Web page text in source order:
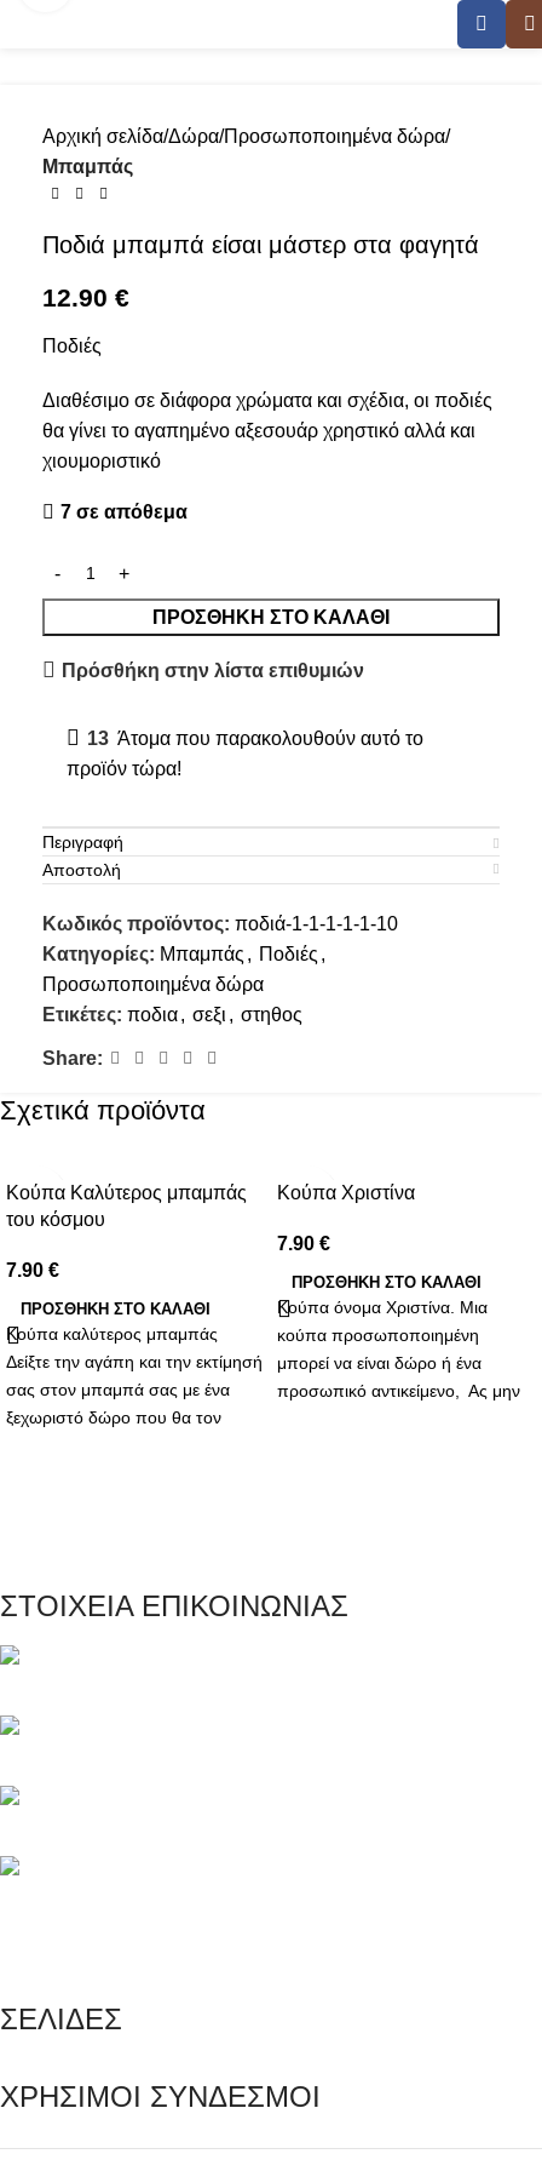
Αρχική σελίδα Δώρα Προσωποποιημένα δώρα
Μπαμπάς
Ποδιά μπαμπά είσαι μάστερ στα φαγητά
12.90 €
Ποδιές
Διαθέσιμο σε διάφορα χρώματα και σχέδια, οι ποδιές
θα γίνει το αγαπημένο αξεσουάρ χρηστικό αλλά και
χιουμοριστικό
7 σε απόθεμα
ΠΡΟΣΘΉΚΗ ΣΤΟ ΚΑΛΆΘΙ
Πρόσθήκη στην λίστα επιθυμιών
13 Άτομα που παρακολουθούν αυτό το
προϊόν τώρα!
Περιγραφή
Αποστολή
Κωδικός προϊόντος: ποδιά-1-1-1-1-1-10
Κατηγορίες: Μπαμπάς , Ποδιές ,
Προσωποποιημένα δώρα
Ετικέτες: ποδια, σεξι , στηθος
Share:
Σχετικά προϊόντα
Κούπα Καλύτερος μπαμπάς
του κόσμου
7.90 €
ΠΡΟΣΘΉΚΗ ΣΤΟ ΚΑΛΆΘΙ
Κούπα καλύτερος μπαμπάς
Δείξτε την αγάπη και την εκτίμησή
σας στον μπαμπά σας με ένα
ξεχωριστό δώρο που θα τον
Κούπα Χριστίνα
7.90 €
ΠΡΟΣΘΉΚΗ ΣΤΟ ΚΑΛΆΘΙ
Κούπα όνομα Χριστίνα. Μια
κούπα προσωποποιημένη
μπορεί να είναι δώρο ή ένα
προσωπικό αντικείμενο, Ας μην
δείξουμε το ενδιαφέρον μας για
ΣΤΟΙΧΕΙΑ ΕΠΙΚΟΙΝΩΝΙΑΣ
ΣΕΛΙΔΕΣ
ΧΡΗΣΙΜΟΙ ΣΥΝΔΕΣΜΟΙ